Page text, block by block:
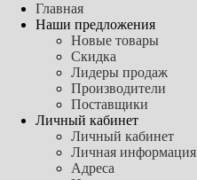
Главная
Наши предложения
Новые товары
Скидка
Лидеры продаж
Производители
Поставщики
Личный кабинет
Личный кабинет
Личная информация
Адреса